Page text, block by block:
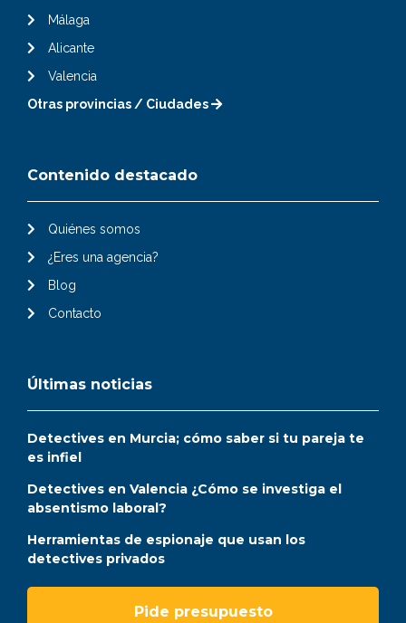
Málaga
Alicante
Valencia
Otras provincias / Ciudades
Contenido destacado
Quiénes somos
¿Eres una agencia?
Blog
Contacto
Últimas noticias
Detectives en Murcia; cómo saber si tu pareja te
es infiel
Detectives en Valencia ¿Cómo se investiga el
absentismo laboral?
Herramientas de espionaje que usan los
detectives privados
Pide presupuesto